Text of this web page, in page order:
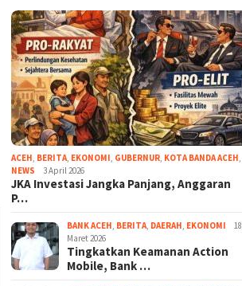
ACEH BERITA EKONOMI GUBERNUR KOTA BANDA ACEH
NEWS
3 April 2026
JKA Investasi Jangka Panjang, Anggaran
P…
BANK ACEH BERITA DAERAH EKONOMI
18
Maret 2026
Tingkatkan Keamanan Action
Mobile, Bank …